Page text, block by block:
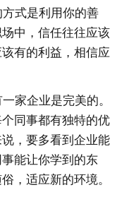
式是利用你的善
中，信任往往应该
有的利益，相信应
家企业是完美的。
同事都有独特的优
，要多看到企业能
能让你学到的东
，适应新的环境。